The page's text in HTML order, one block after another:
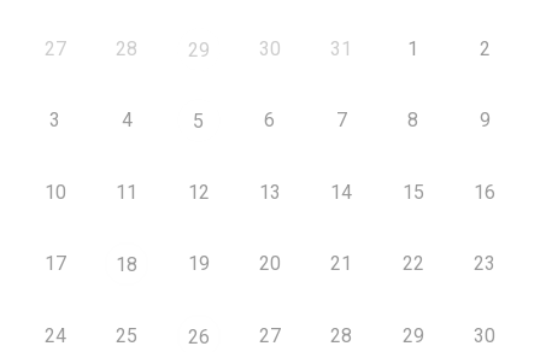
27 28 29 30 31 1 2
3 4 5 6 7 8 9
10 11 12 13 14 15 16
17 18 19 20 21 22 23
24 25 26 27 28 29 30